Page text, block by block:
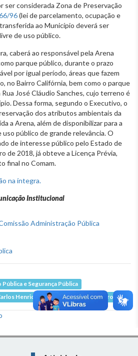
ser considerada Zona de Preservação
96(lei de parcelamento, ocupação e
ao Município deverá ser
de uso público.
caberá ao responsável pela Arena
parque público, durante o prazo
por igual período, áreas que fazem
no Bairro Califórnia, bem como o parque
José Cláudio Sanches, cujo terreno é
Dessa forma, segundo o Executivo, o
dos atributos ambientais da
a Arena, além de disponibilizar para a
público de grande relevância. O
de interesse público pelo Estado de
de 2018, já obteve a Licença Prévia,
final no Comam.
na íntegra.
Institucional
e Segurança Pública
Henrique Léo Burguês de Castro